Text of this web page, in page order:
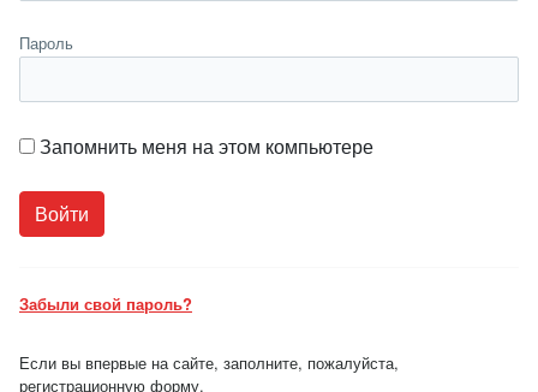
Пароль
Запомнить меня на этом компьютере
Забыли свой пароль?
Если вы впервые на сайте, заполните, пожалуйста,
регистрационную форму.